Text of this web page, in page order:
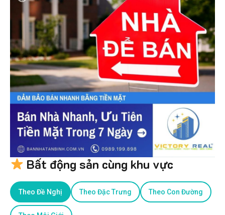
Bất động sản cùng khu vực
Theo Đề Nghị Theo Đặc Trưng Theo Con Đường